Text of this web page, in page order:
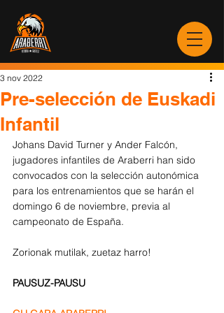
Pre-selección de Euskadi
Infantil
3 nov 2022
Johans David Turner y Ander Falcón,
jugadores infantiles de Araberri han sido
convocados con la selección autonómica
para los entrenamientos que se harán el
domingo 6 de noviembre, previa al
campeonato de España.
Zorionak mutilak, zuetaz harro!
PAUSUZ-PAUSU